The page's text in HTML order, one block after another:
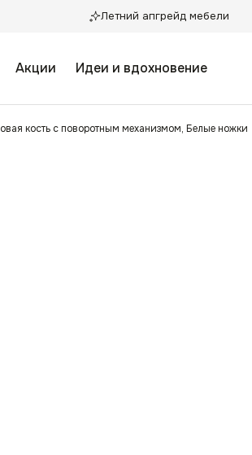
Летний апгрейд мебели
Акции Идеи и вдохновение
кость с поворотным механизмом, Белые ножки